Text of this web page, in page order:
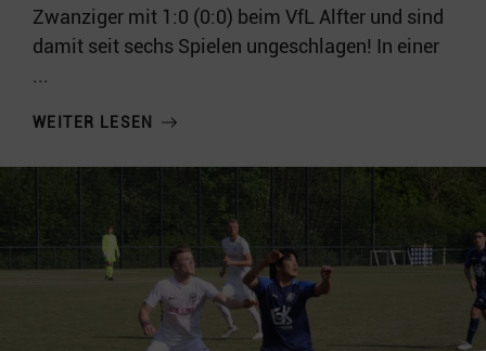
Zwanziger mit 1:0 (0:0) beim VfL Alfter und sind
damit seit sechs Spielen ungeschlagen! In einer
...
WEITER LESEN